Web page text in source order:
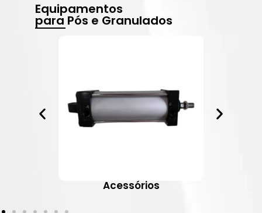
Equipamentos
para Pós e Granulados
Acessórios